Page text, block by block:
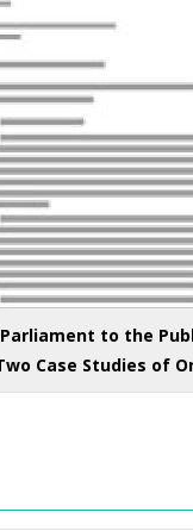
to the
Case Studies of